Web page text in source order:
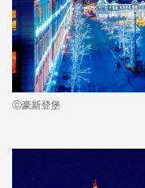
ⓒ豪斯登堡